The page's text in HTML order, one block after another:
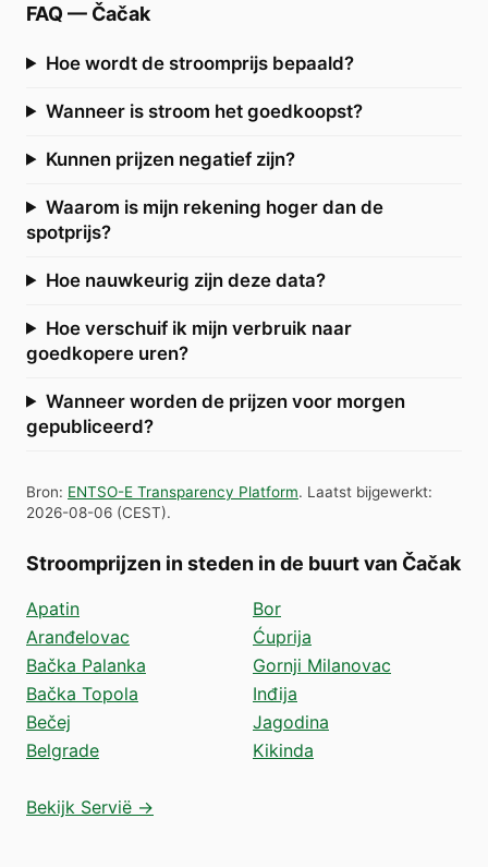
FAQ — Čačak
Hoe wordt de stroomprijs bepaald?
Wanneer is stroom het goedkoopst?
Kunnen prijzen negatief zijn?
Waarom is mijn rekening hoger dan de
spotprijs?
Hoe nauwkeurig zijn deze data?
Hoe verschuif ik mijn verbruik naar
goedkopere uren?
Wanneer worden de prijzen voor morgen
gepubliceerd?
Bron: ENTSO-E Transparency Platform. Laatst bijgewerkt:
2026-08-06 (CEST).
Stroomprijzen in steden in de buurt van Čačak
Apatin
Aranđelovac
Bačka Palanka
Bačka Topola
Bečej
Belgrade
Bor
Ćuprija
Gornji Milanovac
Inđija
Jagodina
Kikinda
Bekijk Servië →